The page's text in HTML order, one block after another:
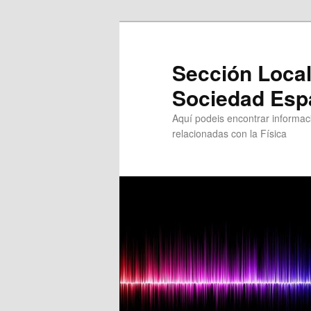
Sección
Sociedad
Aquí podeis encontrar
relacionadas con la Física